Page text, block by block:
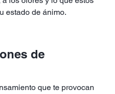
estado de ánimo.
de
que te provocan